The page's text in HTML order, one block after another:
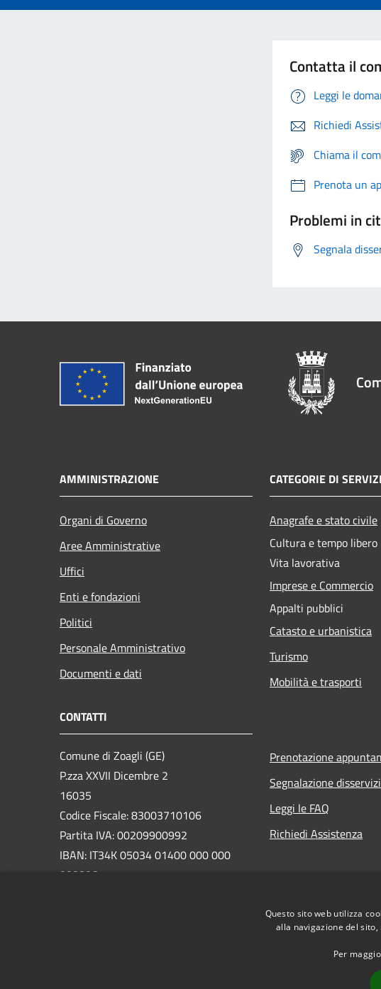
Contatta il
Leggi le
Richiedi
Chiama il
Prenota un
Problemi in
Segnala
AMMINISTRAZIONE
Organi di Governo
Aree Amministrative
Uffici
Enti e fondazioni
Politici
Personale Amministrativo
Documenti e dati
CATEGORIE DI
Anagrafe e stato civile
Cultura e tempo libero
Vita lavorativa
Imprese e Commercio
Appalti pubblici
Catasto e urbanistica
Turismo
Mobilità e trasporti
CONTATTI
Comune di Zoagli (GE)
P.zza XXVII Dicembre 2
16035
Codice Fiscale: 83003710106
Partita IVA: 00209900992
IBAN: IT34K 05034 01400 000 000
008806
Prenotazione
Segnalazione
Leggi le FAQ
Richiedi Assistenza
Questo sito web utilizza
alla navigazione del
Per